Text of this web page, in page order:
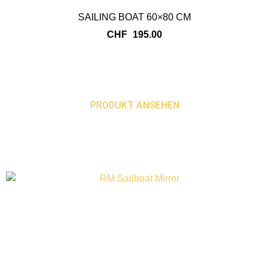
SAILING BOAT 60×80 CM
CHF 195.00
PRODUKT ANSEHEN